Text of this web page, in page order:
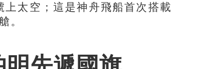
太空；這是神舟飛船首次搭載
。